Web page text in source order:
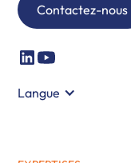
Contactez-nous
Langue